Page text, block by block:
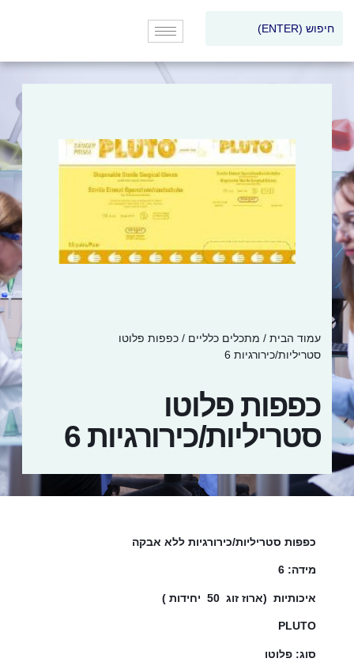
עמוד הבית / מתכלים כלליים / כפפות פלוטו
סטריליות/כירורגיות 6
כפפות פלוטו
סטריליות/כירורגיות 6
כפפות סטריליות/כירורגיות ללא אבקה
מידה: 6
איכותיות (ארוז זוג 50 יחידות )
PLUTO
סוג: פלוטו